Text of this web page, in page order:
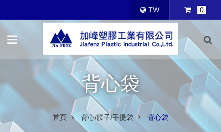
0
TW
背心袋
首頁 背心/腰子/手提袋 背心袋